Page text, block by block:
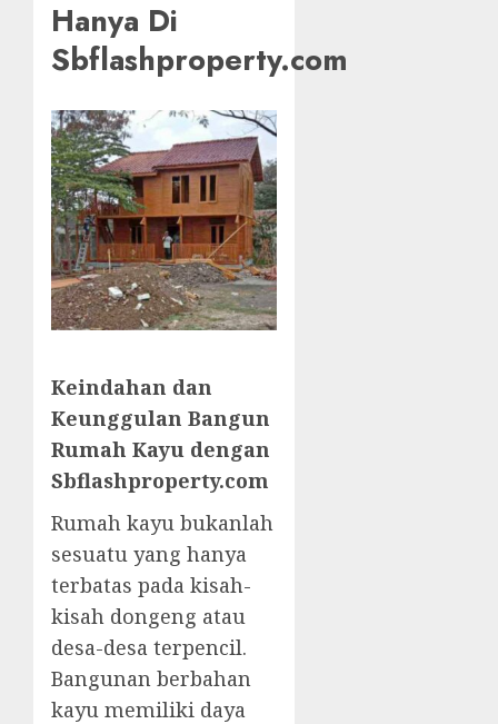
Hanya Di
Sbflashproperty.com
Keindahan dan
Keunggulan Bangun
Rumah Kayu dengan
Sbflashproperty.com
Rumah kayu bukanlah
sesuatu yang hanya
terbatas pada kisah-
kisah dongeng atau
desa-desa terpencil.
Bangunan berbahan
kayu memiliki daya